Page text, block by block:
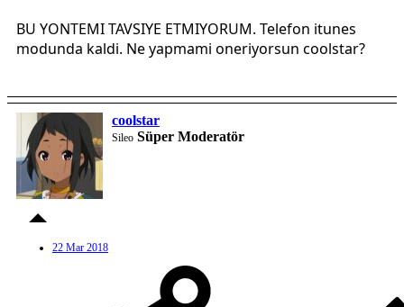
BU YONTEMI TAVSIYE ETMIYORUM. Telefon itunes
modunda kaldi. Ne yapmami oneriyorsun coolstar?
coolstar
Sileo Süper Moderatör
22 Mar 2018